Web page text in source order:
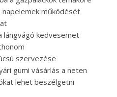
működését
lángvágó kedvesemet
szervezése
gumi vásárlás a neten
lehet beszélgetni